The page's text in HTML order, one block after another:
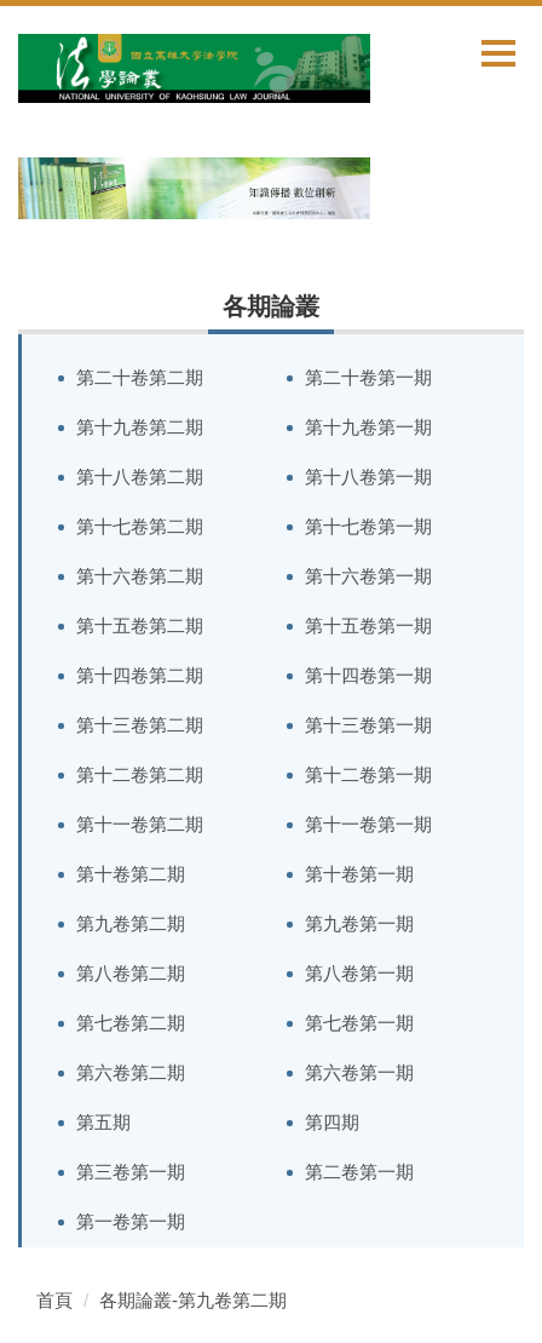
要
容
區
各期論叢
第二十卷第二期 第二十卷第一期
第十九卷第二期 第十九卷第一期
第十八卷第二期 第十八卷第一期
第十七卷第二期 第十七卷第一期
第十六卷第二期 第十六卷第一期
第十五卷第二期 第十五卷第一期
第十四卷第二期 第十四卷第一期
第十三卷第二期 第十三卷第一期
第十二卷第二期 第十二卷第一期
第十一卷第二期 第十一卷第一期
第十卷第二期 第十卷第一期
第九卷第二期 第九卷第一期
第八卷第二期 第八卷第一期
第七卷第二期 第七卷第一期
第六卷第二期 第六卷第一期
第五期 第四期
第三卷第一期 第二卷第一期
第一卷第一期
首頁 各期論叢-第九卷第二期